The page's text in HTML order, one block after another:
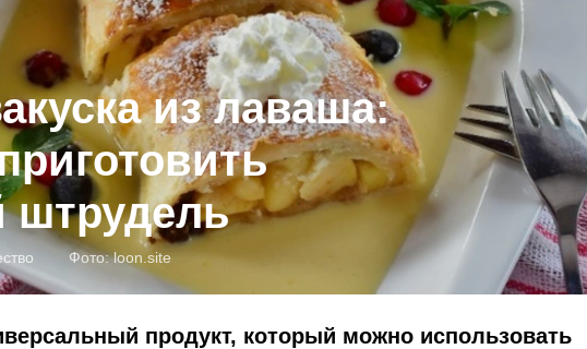
из лаваша:
штрудель
Фото:loon.site
продукт, который можно использовать